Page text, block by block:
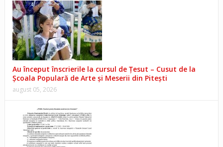
Au început înscrierile la cursul de Țesut – Cusut de la
Școala Populară de Arte și Meserii din Pitești
august 05, 2026